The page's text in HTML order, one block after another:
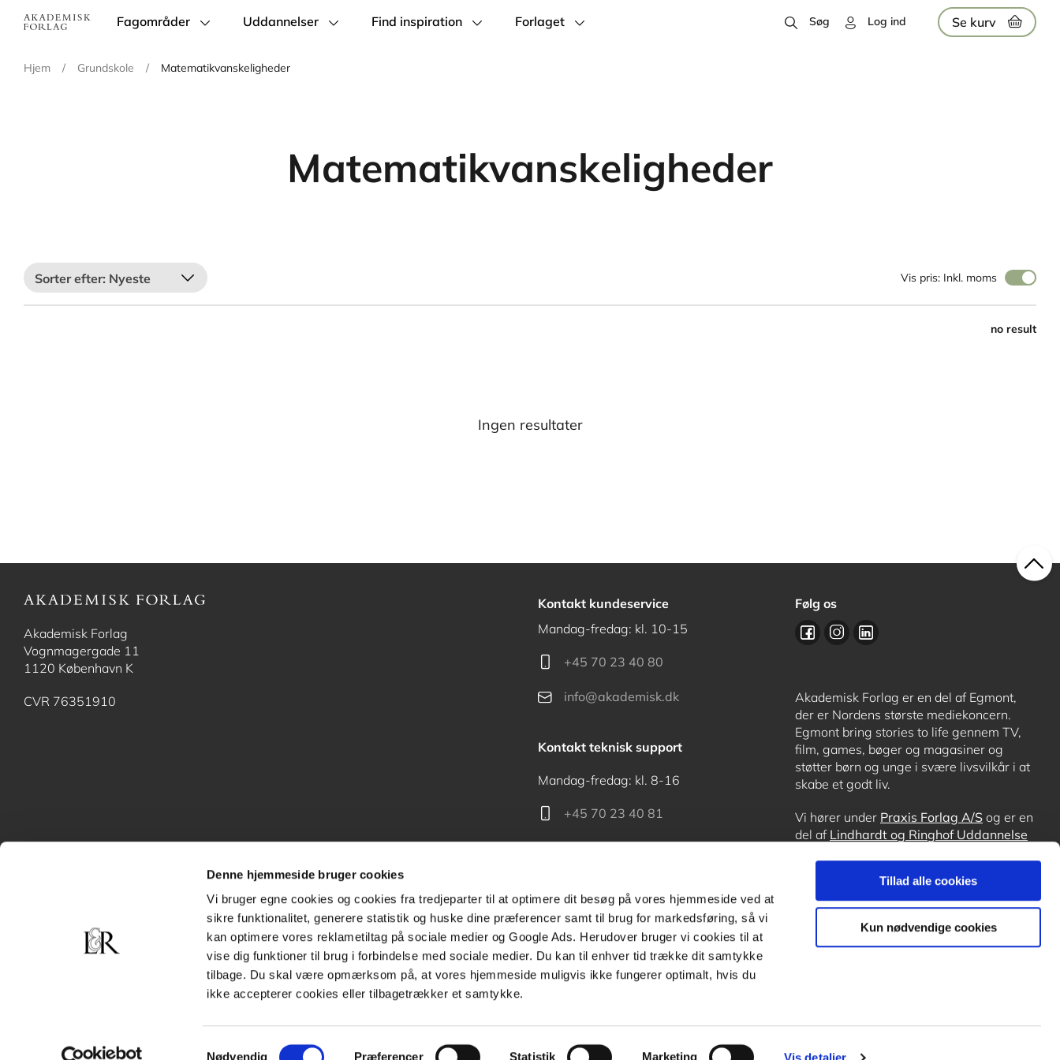
Denne hjemmeside bruger cookies
Vi bruger egne cookies og cookies fra tredjeparter til at optimere dit besøg på vores hjemmeside ved at
sikre funktionalitet, generere statistik og huske dine præferencer samt til brug for markedsføring, så vi
kan optimere vores reklametiltag på sociale medier og Google Ads. Herudover bruger vi cookies til at
vise dig funktioner til brug i forbindelse med sociale medier. Du kan til enhver tid trække dit samtykke
tilbage. Du skal være opmærksom på, at vores hjemmeside muligvis ikke fungerer optimalt, hvis du
ikke accepterer cookies eller tilbagetrækker et samtykke.
Samtykkevalg
Nødvendig Præferencer Statistik Marketing Vis detaljer
Tillad alle cookies
Kun nødvendige cookies
Main
Fagområder Uddannelser Find inspiration Forlaget Søg Log ind Se kurv
Hjem / Grundskole / Matematikvanskeligheder
Matematikvanskeligheder
Nyeste Vis pris: Inkl. moms
no result
Ingen resultater
Akademisk Forlag
Vognmagergade 11
1120 København K
CVR 76351910
Kontakt kundeservice
Mandag-fredag: kl. 10-15
+45 70 23 40 80
info@akademisk.dk
Kontakt teknisk support
Mandag-fredag: kl. 8-16
+45 70 23 40 81
Kontakt receptionen
+45 70 24 00 00
Følg os
Akademisk Forlag er en del af Egmont,
der er Nordens største mediekoncern.
Egmont bring stories to life gennem TV,
film, games, bøger og magasiner og
støtter børn og unge i svære livsvilkår i at
skabe et godt liv.
Vi hører under Praxis Forlag A/S og er en
del af Lindhardt og Ringhof Uddannelse
OrdblindetræningogForstå.dk.